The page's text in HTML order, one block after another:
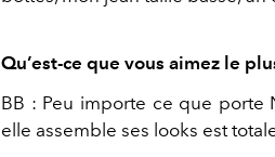
Qu’est-ce que vous aimez le
BB : Peu importe ce que porte
elle assemble ses looks est